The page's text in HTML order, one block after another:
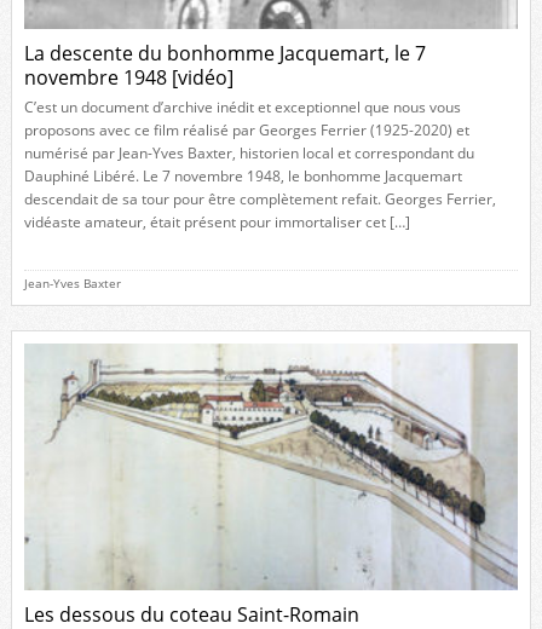
La descente du bonhomme Jacquemart, le 7
novembre 1948 [vidéo]
C’est un document d’archive inédit et exceptionnel que nous vous
proposons avec ce film réalisé par Georges Ferrier (1925-2020) et
numérisé par Jean-Yves Baxter, historien local et correspondant du
Dauphiné Libéré. Le 7 novembre 1948, le bonhomme Jacquemart
descendait de sa tour pour être complètement refait. Georges Ferrier,
vidéaste amateur, était présent pour immortaliser cet […]
Jean-Yves Baxter
Les dessous du coteau Saint-Romain